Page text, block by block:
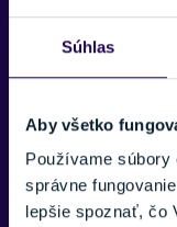
Súhlas
Aby všetko
Používame súbory
správne
lepšie spoznať, čo
TELEFÓNNE ČÍSLO: